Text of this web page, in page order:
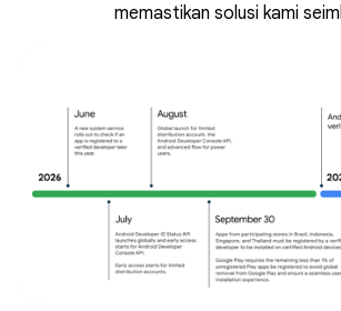
memastikan solusi kami